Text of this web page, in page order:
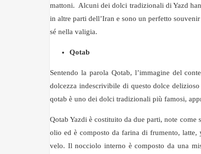
mattoni. Alcuni dei dolci tradizionali di Yazd
in altre parti dell’Iran e sono un perfetto
sé nella valigia.
Qotab
Sentendo la parola Qotab, l’immagine del
dolcezza indescrivibile di questo dolce
qotab è uno dei dolci tradizionali più famosi,
Qotab Yazdi è costituito da due parti, note
olio ed è composto da farina di frumento,
velo. Il nocciolo interno è composto da una